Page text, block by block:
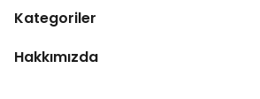
Kategoriler
Hakkımızda